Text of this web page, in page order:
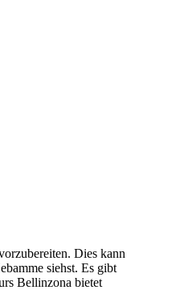
Dies kann
siehst. Es gibt
Bellinzona bietet